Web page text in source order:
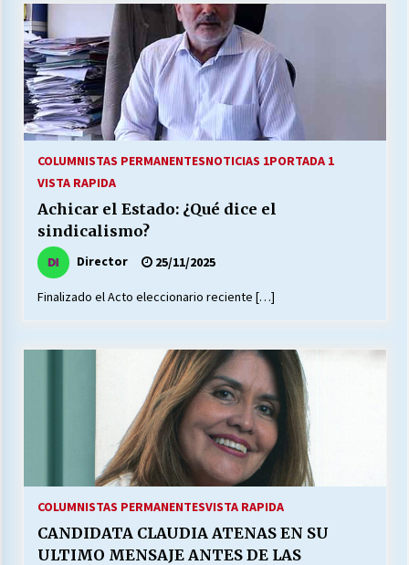
COLUMNISTAS PERMANENTESNOTICIAS 1PORTADA 1
VISTA RAPIDA
Achicar el Estado: ¿Qué dice el
sindicalismo?
Director 25/11/2025
Finalizado el Acto eleccionario reciente […]
COLUMNISTAS PERMANENTESVISTA RAPIDA
CANDIDATA CLAUDIA ATENAS EN SU
ULTIMO MENSAJE ANTES DE LAS